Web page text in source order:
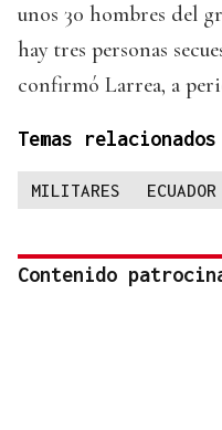
unos 30 hombres del
hay tres personas
confirmó Larrea, a
Temas relacionados
MILITARES ECUADOR
Contenido